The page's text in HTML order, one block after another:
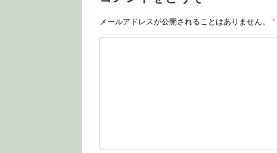
メールアドレスが公開されることはありません。 *